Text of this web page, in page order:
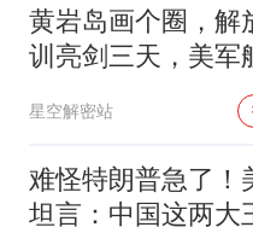
黄岩岛画个圈，解
训亮剑三天，美军
星空解密站
难怪特朗普急了！
坦言：中国这两大